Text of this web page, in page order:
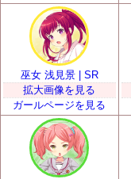
巫女 浅見景 | SR
拡大画像を見る
ガールページを見る